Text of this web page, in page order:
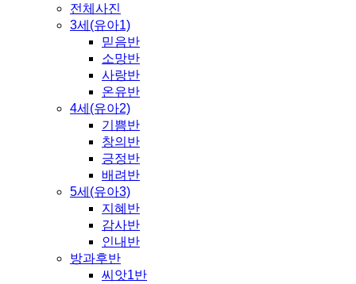
전체사진
3세(유아1)
믿음반
소망반
사랑반
온유반
4세(유아2)
기쁨반
창의반
긍정반
배려반
5세(유아3)
지혜반
감사반
인내반
방과후반
씨앗1반